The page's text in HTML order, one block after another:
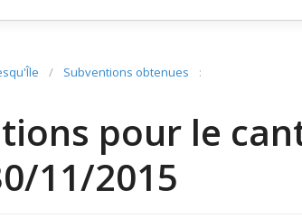
/ Subventions obtenues :
pour le
11/2015